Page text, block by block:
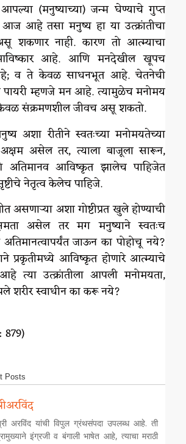
(मनुष्याच्या) जन्म घेण्याचे गुप्त
आहे तसा मनुष्य हा या उत्क्रांतीचा
शकणार नाही. कारण तो आत्म्याचा
आहे. आणि मनदेखील खूपच
व ते केवळ साधनभूत आहे. चेतनेची
म्हणजे मन आहे. त्यामुळेच मनोमय
संक्रमणशील जीवच असू शकतो.
अशा रीतीने स्वतःच्या मनोमयतेच्या
असेल तर, त्याला बाजूला सारून,
अतिमानव आविष्कृत झालेच पाहिजेत
नेतृत्व केलेच पाहिजे.
असणाऱ्या अशा गोष्टीप्रत खुले होण्याची
असेल तर मग मनुष्याने स्वतःच
जाऊन का पोहोचू नये?
प्रकृतीमध्ये आविष्कृत होणारे आत्म्याचे
त्या उत्क्रांतीला आपली मनोमयता,
शरीर स्वाधीन का करू नये?
879)
Posts
अरविंद यांची विपुल ग्रंथसंपदा उपलब्ध आहे. ती
इंग्रजी व बंगाली भाषेत आहे, त्याचा मराठी